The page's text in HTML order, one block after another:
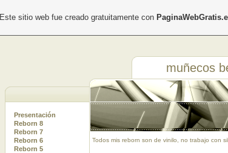
Presentación
Reborn 8
Reborn 7
Reborn 6
Reborn 5
muñecos
Todos mis reborn son de vinilo, no trabajo con
Este sitio web fue creado gratuitamente con